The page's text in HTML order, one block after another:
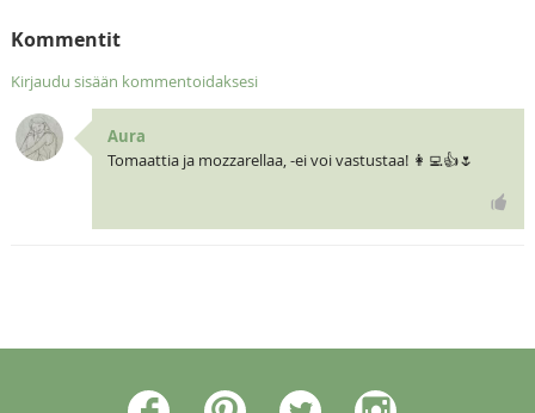
Kommentit
Kirjaudu sisään kommentoidaksesi
Aura
Tomaattia ja mozzarellaa, -ei voi vastustaa! 👩‍💻👍🌷